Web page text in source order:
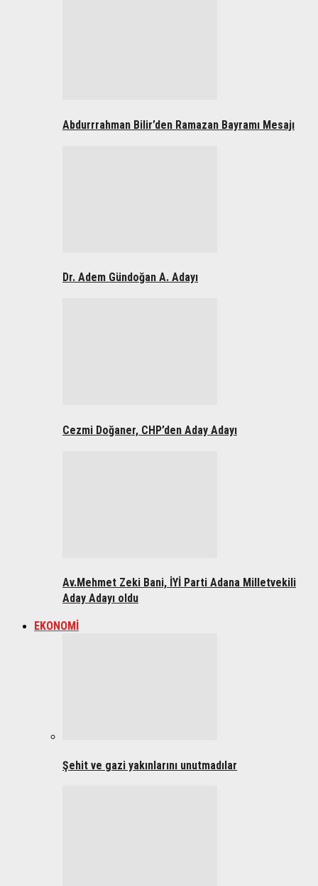
Abdurrrahman Bilir’den Ramazan Bayramı Mesajı
Dr. Adem Gündoğan A. Adayı
Cezmi Doğaner, CHP’den Aday Adayı
Av.Mehmet Zeki Bani, İYİ Parti Adana Milletvekili
Aday Adayı oldu
EKONOMİ
Şehit ve gazi yakınlarını unutmadılar